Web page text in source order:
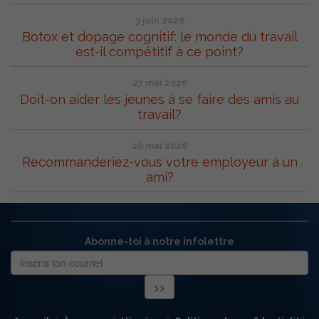
3 juin 2026
Botox et dopage cognitif: le monde du travail
est-il compétitif à ce point?
27 mai 2026
Doit-on aider les jeunes à se faire des amis au
travail?
20 mai 2026
Recommanderiez-vous votre employeur à un
ami?
Abonne-toi à notre infolettre